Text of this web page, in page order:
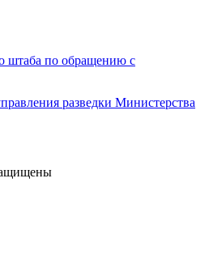
штаба по обращению с
разведки Министерства